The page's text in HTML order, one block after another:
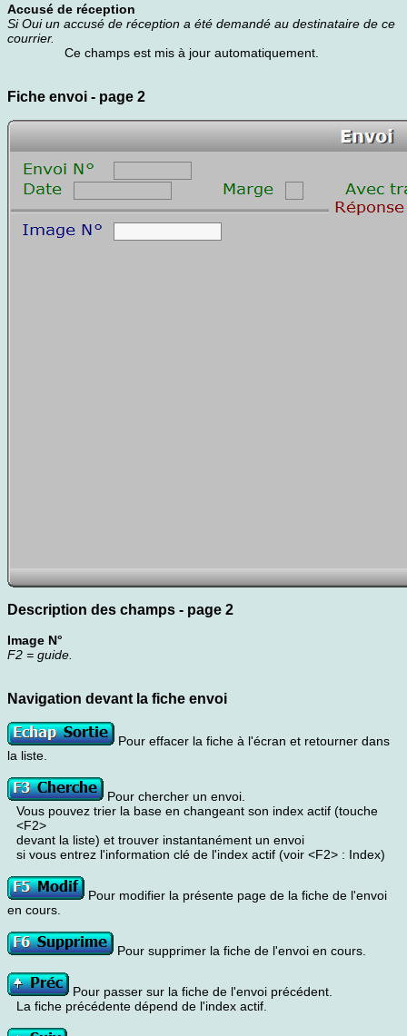
Accusé de réception
Si Oui un accusé de réception a été demandé au destinataire de ce
courrier.
Ce champs est mis à jour automatiquement.
Fiche envoi - page 2
Description des champs - page 2
Image N°
F2 = guide.
Navigation devant la fiche envoi
Pour effacer la fiche à l'écran et retourner dans
la liste.
Pour chercher un envoi.
Vous pouvez trier la base en changeant son index actif (touche
<F2>
devant la liste) et trouver instantanément un envoi
si vous entrez l'information clé de l'index actif (voir <F2> : Index)
Pour modifier la présente page de la fiche de l'envoi
en cours.
Pour supprimer la fiche de l'envoi en cours.
Pour passer sur la fiche de l'envoi précédent.
La fiche précédente dépend de l'index actif.